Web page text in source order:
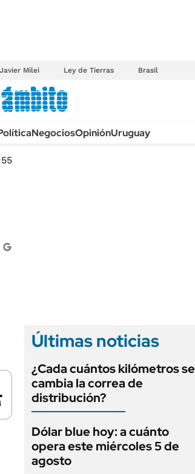
Javier Milei Ley de Tierras Brasil
NegociosOpiniónUruguay
Duración: 44 segundos
Últimas noticias
¿Cada cuántos kilómetros se
cambia la correa de
distribución?
Dólar blue hoy: a cuánto
opera este miércoles 5 de
agosto